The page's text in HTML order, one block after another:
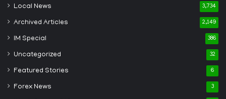
Local News 3,734
Archived Articles 2,149
IM Special 386
Uncategorized 32
Featured Stories 6
Forex News 3